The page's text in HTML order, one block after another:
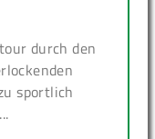
durch den
sportlich